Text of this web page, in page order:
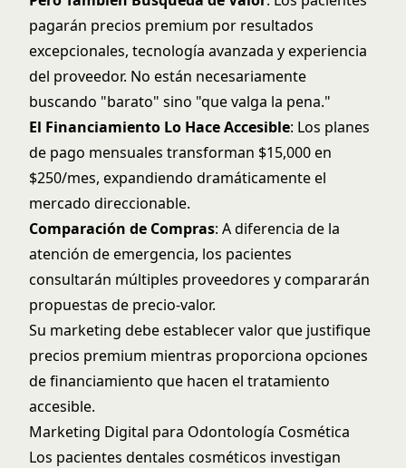
pagarán precios premium por resultados
excepcionales, tecnología avanzada y experiencia
del proveedor. No están necesariamente
buscando "barato" sino "que valga la pena."
El Financiamiento Lo Hace Accesible: Los planes
de pago mensuales transforman $15,000 en
$250/mes, expandiendo dramáticamente el
mercado direccionable.
Comparación de Compras: A diferencia de la
atención de emergencia, los pacientes
consultarán múltiples proveedores y compararán
propuestas de precio-valor.
Su marketing debe establecer valor que justifique
precios premium mientras proporciona opciones
de financiamiento que hacen el tratamiento
accesible.
Marketing Digital para Odontología Cosmética
Los pacientes dentales cosméticos investigan